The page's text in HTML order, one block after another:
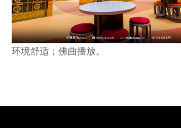
环境舒适；佛曲播放。